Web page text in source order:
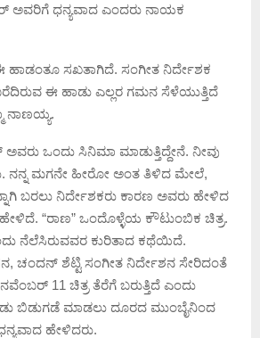
ಅವರಿಗೆ ಧನ್ಯವಾದ ಎಂದರು ನಾಯಕ
ಹಾಡಂತೂ ಸಖತಾಗಿದೆ. ಸಂಗೀತ ನಿರ್ದೇಶಕ
ಈ ಹಾಡು ಎಲ್ಲರ ಗಮನ ಸೆಳೆಯುತ್ತಿದೆ
ನಾಣಯ್ಯ.
ಒಂದು ಸಿನಿಮಾ ಮಾಡುತ್ತಿದ್ದೇನೆ. ನೀವು
ನನ್ನ ಮಗನೇ ಹೀರೋ ಅಂತ ತಿಳಿದ ಮೇಲೆ,
ಬರಲು ನಿರ್ದೇಶಕರು ಕಾರಣ ಅವರು ಹೇಳಿದ
“ರಾಣ” ಒಂದೊಳ್ಳೆಯ ಕೌಟುಂಬಿಕ ಚಿತ್ರ.
ನೆಲೆಸಿರುವವರ ಕುರಿತಾದ ಕಥೆಯಿದೆ.
ಚಂದನ್ ಶೆಟ್ಟಿ ಸಂಗೀತ ನಿರ್ದೇಶನ ಸೇರಿದಂತೆ
11 ಚಿತ್ರ ತೆರೆಗೆ ಬರುತ್ತಿದೆ ಎಂದು
ಬಿಡುಗಡೆ ಮಾಡಲು ದೂರದ ಮುಂಬೈನಿಂದ
ಹೇಳಿದರು.